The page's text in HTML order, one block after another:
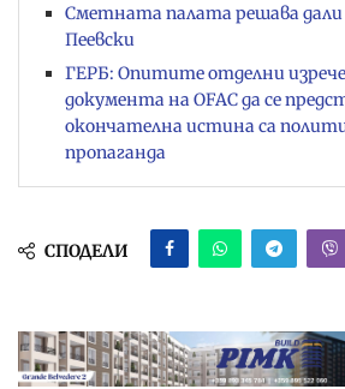
Сметната палата решава дали
Пеевски
ГЕРБ: Опитите отделни
документа на OFAC да се
окончателна истина са
пропаганда
СПОДЕЛИ